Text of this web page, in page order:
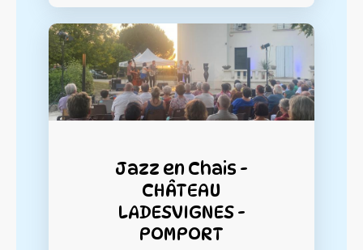
Jazz en Chais -
CHÂTEAU
LADESVIGNES -
POMPORT